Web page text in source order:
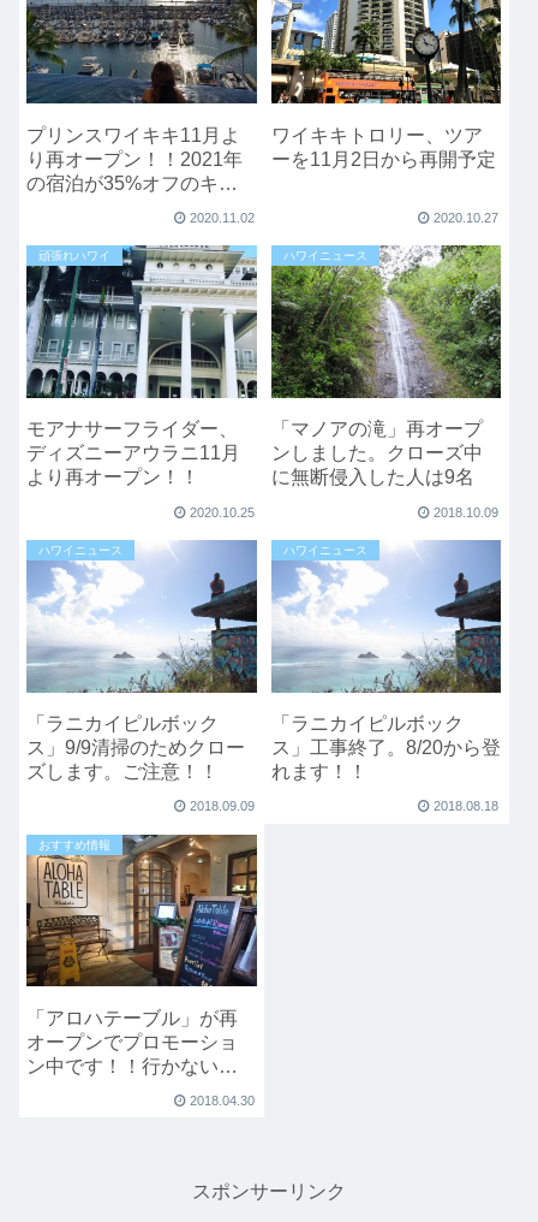
プリンスワイキキ11月よ
り再オープン！！2021年
の宿泊が35%オフのキャ
2020.11.02
ワイキキトロリー、ツア
ーを11月2日から再開予定
2020.10.27
頑張れハワイ
モアナサーフライダー、
ディズニーアウラニ11月
より再オープン！！
2020.10.25
ハワイニュース
「マノアの滝」再オープ
ンしました。クローズ中
に無断侵入した人は9名
2018.10.09
ハワイニュース
「ラニカイピルボック
ス」9/9清掃のためクロー
ズします。ご注意！！
2018.09.09
ハワイニュース
「ラニカイピルボック
ス」工事終了。8/20から登
れます！！
2018.08.18
おすすめ情報
「アロハテーブル」が再
オープンでプロモーショ
ン中です！！行かない
2018.04.30
スポンサーリンク